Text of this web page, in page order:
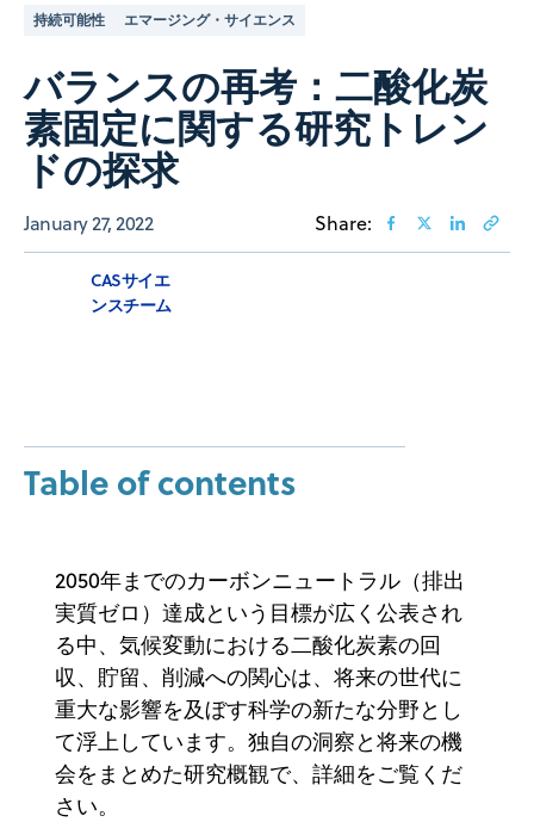
持続可能性 エマージング・サイエンス
バランスの再考：二酸化炭
素固定に関する研究トレン
ドの探求
January 27, 2022 Share:
CASサイエ
ンスチーム
Table of contents
2050年までのカーボンニュートラル（排出
実質ゼロ）達成という目標が広く公表され
る中、気候変動における二酸化炭素の回
収、貯留、削減への関心は、将来の世代に
重大な影響を及ぼす科学の新たな分野とし
て浮上しています。独自の洞察と将来の機
会をまとめた研究概観で、詳細をご覧くだ
さい。